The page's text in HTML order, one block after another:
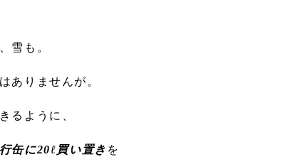
雪も。
ありませんが。
るように、
缶に20ℓ買い置き を